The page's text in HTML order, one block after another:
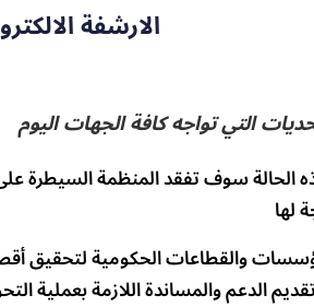
الارشفة
التي تواجه كافة الجهات اليوم
الحالة سوف تفقد المنظمة السيطرة
والقطاعات الحكومية لتحقيق